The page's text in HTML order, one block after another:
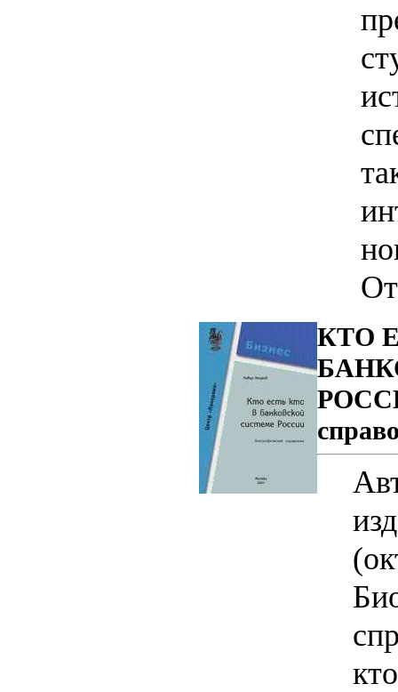
КТО